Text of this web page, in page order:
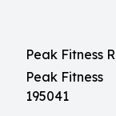
Peak Fitness
Peak Fitness
195041